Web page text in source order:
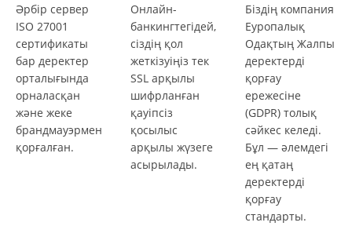
Әрбір сервер
ISO 27001
сертификаты
бар деректер
орталығында
орналасқан
және жеке
брандмауэрмен
қорғалған.
Онлайн-
банкингтегідей,
сіздің қол
жеткізуіңіз тек
SSL арқылы
шифрланған
қауіпсіз
қосылыс
арқылы жүзеге
асырылады.
Біздің компания
Еуропалық
Одақтың Жалпы
деректерді
қорғау
ережесіне
(GDPR) толық
сәйкес келеді.
Бұл — әлемдегі
ең қатаң
деректерді
қорғау
стандарты.